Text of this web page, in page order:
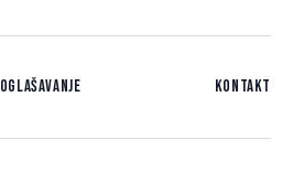
Oglašavanje Kontakt